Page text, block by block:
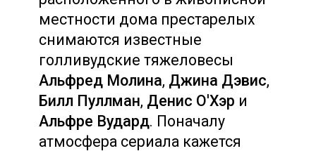
местности дома престарелых
снимаются известные
голливудские тяжеловесы
Альфред Молина, Джина Дэвис,
Билл Пуллман, Денис О'Хэр и
Альфре Вудард. Поначалу
атмосфера сериала кажется